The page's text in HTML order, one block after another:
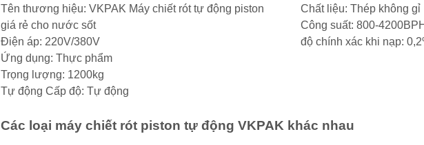
Tên thương hiệu: VKPAK Máy chiết rót tự động piston
giá rẻ cho nước sốt
Điện áp: 220V/380V
Ứng dụng: Thực phẩm
Trọng lượng: 1200kg
Tự động Cấp độ: Tự động
Chất liệu: Thép không gỉ
Công suất: 800-4200BPH
độ chính xác khi nạp:
Các loại máy chiết rót piston tự động VKPAK khác nhau